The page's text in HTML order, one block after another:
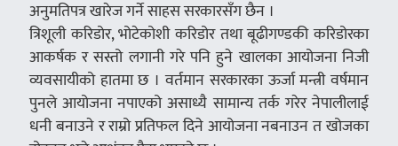
अनुमतिपत्र खारेज गर्ने साहस सरकारसँग छैन ।
त्रिशूली करिडोर, भोटेकोशी करिडोर तथा बूढीगण्डकी करिडोरका
आकर्षक र सस्तो लगानी गरे पनि हुने खालका आयोजना निजी
व्यवसायीको हातमा छ । वर्तमान सरकारका ऊर्जा मन्त्री वर्षमान
पुनले आयोजना नपाएको असाध्यै सामान्य तर्क गरेर नेपालीलाई
धनी बनाउने र राम्रो प्रतिफल दिने आयोजना नबनाउन त खोजका